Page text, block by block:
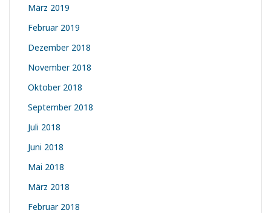
März 2019
Februar 2019
Dezember 2018
November 2018
Oktober 2018
September 2018
Juli 2018
Juni 2018
Mai 2018
März 2018
Februar 2018